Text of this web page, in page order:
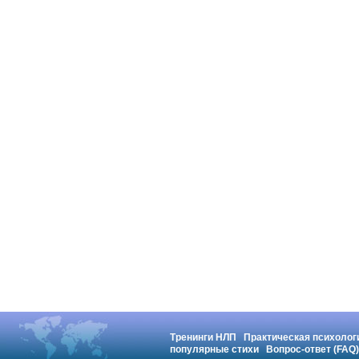
Тренинги НЛП
Практическая
популярные стихи
Вопрос-ответ (FAQ)